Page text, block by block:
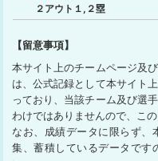
２アウト１,２塁
【留意事項】
本サイト上のチームページ及
は、公式記録として本サイト
っており、当該チーム及び選
わけではありませんので、この
なお、成績データに限らず、
集、蓄積しているデータです